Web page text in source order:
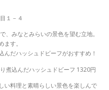
１－４
みなとみらいの景色を望む立地。
す。
だハッシュドビーフがおすすめ！
煮込んだハッシュドビーフ 1320円
い料理と素晴らしい景色を楽しんで